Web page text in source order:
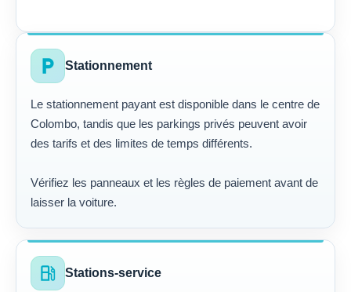
local_parking Stationnement
Le stationnement payant est disponible dans le centre de
Colombo, tandis que les parkings privés peuvent avoir
des tarifs et des limites de temps différents.
Vérifiez les panneaux et les règles de paiement avant de
laisser la voiture.
local_gas_station Stations-service